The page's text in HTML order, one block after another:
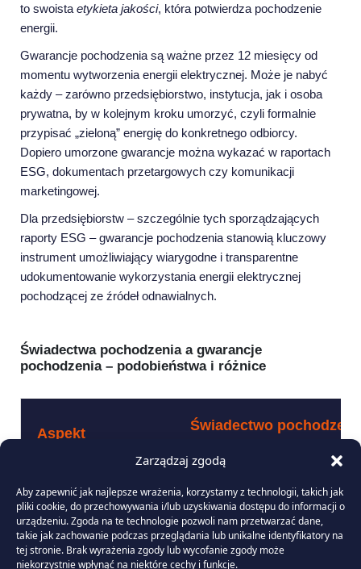
Zarządzaj zgodą
Aby zapewnić jak najlepsze wrażenia, korzystamy z technologii, takich jak
pliki cookie, do przechowywania i/lub uzyskiwania dostępu do informacji o
urządzeniu. Zgoda na te technologie pozwoli nam przetwarzać dane,
takie jak zachowanie podczas przeglądania lub unikalne identyfikatory na
tej stronie. Brak wyrażenia zgody lub wycofanie zgody może
niekorzystnie wpłynąć na niektóre cechy i funkcje.
to swoista etykieta jakości, która potwierdza pochodzenie
energii.
Gwarancje pochodzenia są ważne przez 12 miesięcy od
momentu wytworzenia energii elektrycznej. Może je nabyć
każdy – zarówno przedsiębiorstwo, instytucja, jak i osoba
prywatna, by w kolejnym kroku umorzyć, czyli formalnie
przypisać „zieloną” energię do konkretnego odbiorcy.
Dopiero umorzone gwarancje można wykazać w raportach
ESG, dokumentach przetargowych czy komunikacji
marketingowej.
Dla przedsiębiorstw – szczególnie tych sporządzających
raporty ESG – gwarancje pochodzenia stanowią kluczowy
instrument umożliwiający wiarygodne i transparentne
udokumentowanie wykorzystania energii elektrycznej
pochodzącej ze źródeł odnawialnych.
Świadectwa pochodzenia a gwarancje
pochodzenia – podobieństwa i różnice
Aspekt Świadectwo
Cel systemu
Wsparcie finansowe dla wytwórców
OZE
Charakter Obowiązkowy, regulowany